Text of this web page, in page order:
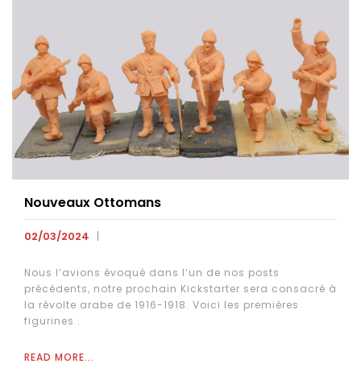
Nouveaux Ottomans
02/03/2024
Nous l’avions évoqué dans l’un de nos posts
précédents, notre prochain Kickstarter sera consacré à
la révolte arabe de 1916-1918. Voici les premières
figurines .
READ MORE...